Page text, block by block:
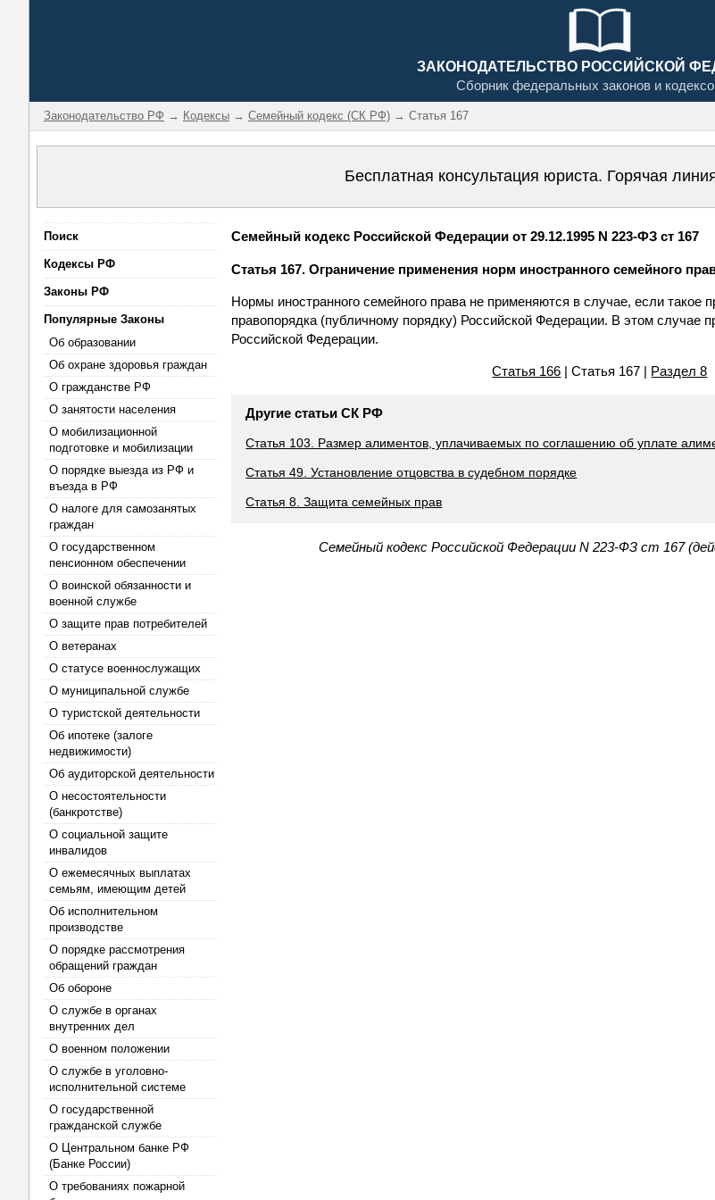
ЗАКОНОДАТЕЛЬСТВО РОССИЙСКОЙ
Сборник федеральных законов и
Законодательство РФ → Кодексы → Семейный кодекс (СК РФ) → Статья 167
Бесплатная консультация юриста. Горячая
Поиск
Кодексы РФ
Законы РФ
Популярные Законы
Об образовании
Об охране здоровья граждан
О гражданстве РФ
О занятости населения
О мобилизационной
подготовке и мобилизации
О порядке выезда из РФ и
въезда в РФ
О налоге для самозанятых
граждан
О государственном
пенсионном обеспечении
О воинской обязанности и
военной службе
О защите прав потребителей
О ветеранах
О статусе военнослужащих
О муниципальной службе
О туристской деятельности
Об ипотеке (залоге
недвижимости)
Об аудиторской деятельности
О несостоятельности
(банкротстве)
О социальной защите
инвалидов
О ежемесячных выплатах
семьям, имеющим детей
Об исполнительном
производстве
О порядке рассмотрения
обращений граждан
Об обороне
О службе в органах
внутренних дел
О военном положении
О службе в уголовно-
исполнительной системе
О государственной
гражданской службе
О Центральном банке РФ
(Банке России)
О требованиях пожарной
Семейный кодекс Российской Федерации от 29.12.1995 N 223-ФЗ ст 167
Статья 167. Ограничение применения норм иностранного семейного
Нормы иностранного семейного права не применяются в случае, если такое
правопорядка (публичному порядку) Российской Федерации. В этом случае
Российской Федерации.
Статья 166 | Статья 167 | Раздел 8
Другие статьи СК РФ
Статья 103. Размер алиментов, уплачиваемых по соглашению об уплате
Статья 49. Установление отцовства в судебном порядке
Статья 8. Защита семейных прав
Семейный кодекс Российской Федерации N 223-ФЗ ст 167